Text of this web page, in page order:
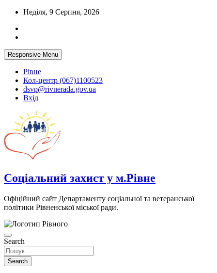
Skip
content
Неділя, 9 Серпня, 2026
Responsive Menu
Рівне
Кол-центр (067)1100523
dsvp@rivnerada.gov.ua
Вхід
Соціальний захист у м.Рівне
Офіційний сайт Департаменту соціальної та ветеранської
політики Рівненської міської ради.
Search
Search